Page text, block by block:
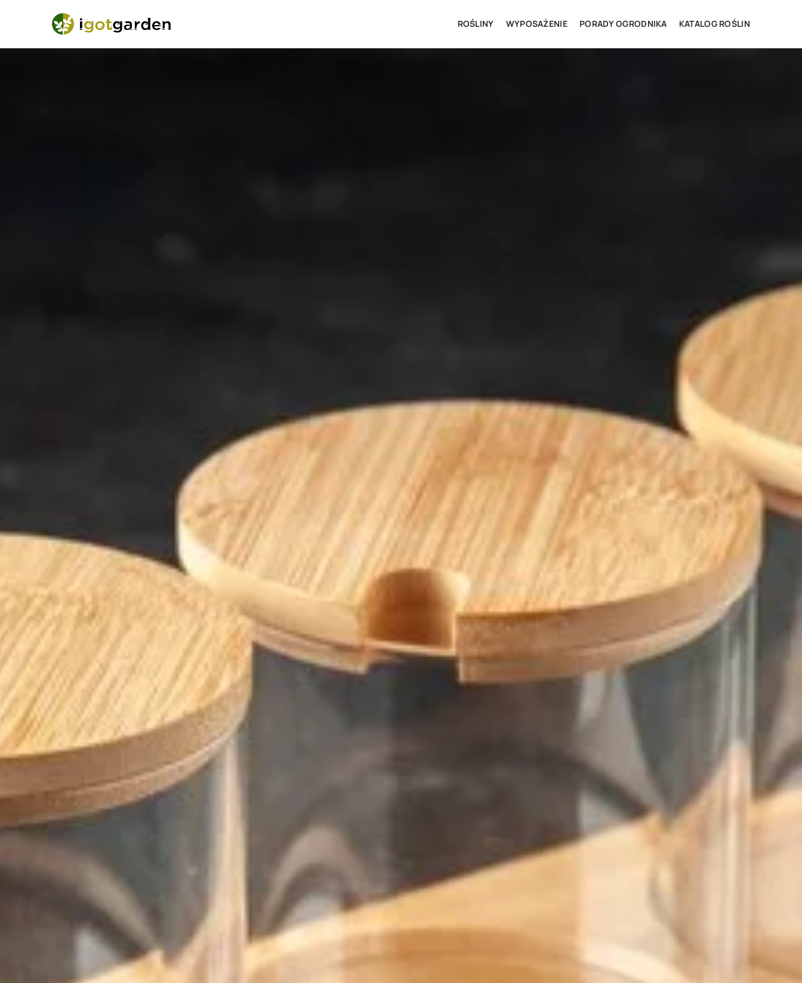
ROŚLINY WYPOSAŻENIE PORADY OGRODNIKA KATALOG ROŚLIN